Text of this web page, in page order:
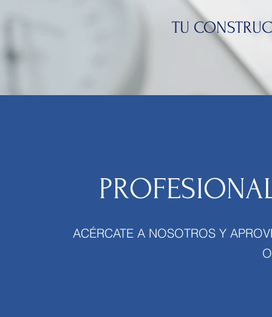
TU
ACÉRCATE A NOSOTROS Y